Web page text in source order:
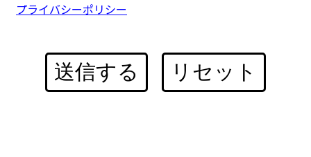
プライバシーポリシー
送信する リセット